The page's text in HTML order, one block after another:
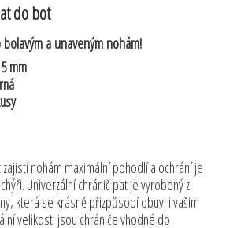
do bot
bolavým a unaveným nohám!
5 mm
nohám maximální pohodlí a ochrání je
Univerzální chránič pat je vyrobený z
která se krásně přizpůsobí obuvi i vašim
velikosti jsou chrániče vhodné do